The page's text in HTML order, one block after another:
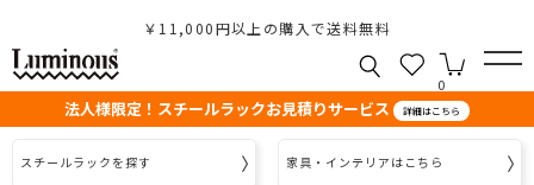
￥11,000円以上の購入で送料無料
0
法人様限定！スチールラックお見積りサービス 詳細はこちら
スチールラックを探す 家具・インテリアはこちら